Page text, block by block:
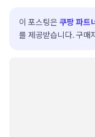
이 포스팅은 쿠팡 파트
를 제공받습니다. 구매